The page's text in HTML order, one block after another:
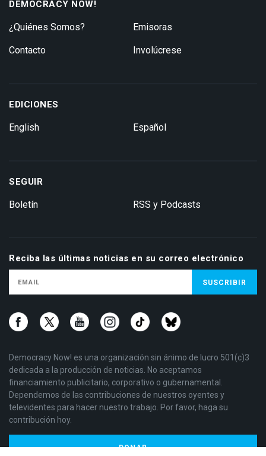
DEMOCRACY NOW!
¿Quiénes Somos?
Contacto
Emisoras
Involúcrese
EDICIONES
English Español
SEGUIR
Boletín RSS y Podcasts
Reciba las últimas noticias en su correo electrónico
Democracy Now! es una organización sin ánimo de lucro 501(c)3
dedicada a la producción de noticias. No aceptamos
financiamiento publicitario, corporativo o gubernamental.
Dependemos de las contribuciones de nuestros oyentes y
televidentes para hacer nuestro trabajo. Por favor, haga su
contribución hoy.
DONAR